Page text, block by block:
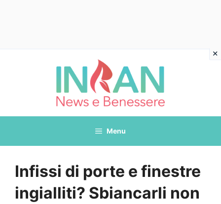
Menu
Infissi di porte e finestre
ingialliti? Sbiancarli non